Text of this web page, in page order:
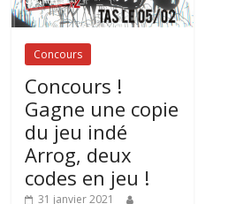
Concours
Concours !
Gagne une copie
du jeu indé
Arrog, deux
codes en jeu !
31 janvier 2021